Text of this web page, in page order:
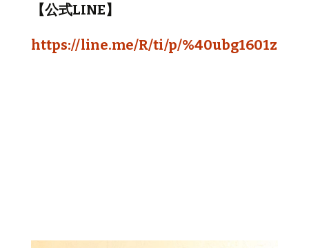
【公式LINE】
https://line.me/R/ti/p/%40ubg1601z